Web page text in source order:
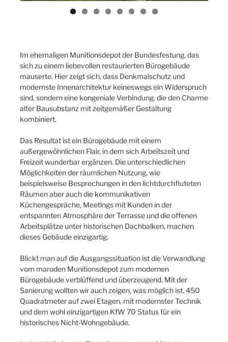
Im ehemaligen Munitionsdepot der Bundesfestung, das
sich zu einem liebevollen restaurierten Bürogebäude
mauserte. Hier zeigt sich, dass Denkmalschutz und
modernste Innenarchitektur keineswegs ein Widerspruch
sind, sondern eine kongeniale Verbindung, die den Charme
alter Bausubstanz mit zeitgemäßer Gestaltung
kombiniert.
Das Resultat ist ein Bürogebäude mit einem
außergewöhnlichen Flair, in dem sich Arbeitszeit und
Freizeit wunderbar ergänzen. Die unterschiedlichen
Möglichkeiten der räumlichen Nutzung, wie
beispielsweise Besprechungen in den lichtdurchfluteten
Räumen aber auch die kommunikativen
Küchengespräche, Meetings mit Kunden in der
entspannten Atmosphäre der Terrasse und die offenen
Arbeitsplätze unter historischen Dachbalken, machen
dieses Gebäude einzigartig.
Blickt man auf die Ausgangssituation ist die Verwandlung
vom maroden Munitionsdepot zum modernen
Bürogebäude verblüffend und überzeugend. Mit der
Sanierung wollten wir auch zeigen, was möglich ist. 450
Quadratmeter auf zwei Etagen, mit modernster Technik
und dem wohl einzigartigen KfW 70 Status für ein
historisches Nicht-Wohngebäude.